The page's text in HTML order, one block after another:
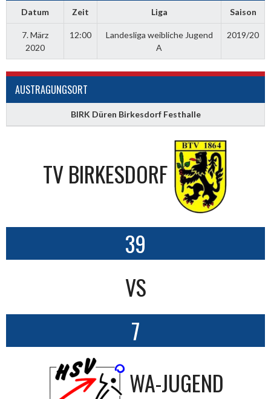
Datum Zeit Liga Saison
7. März
2020
12:00
Landesliga weibliche Jugend
A
2019/20
AUSTRAGUNGSORT
BIRK Düren Birkesdorf Festhalle
TV BIRKESDORF
39
VS
7
WA-JUGEND